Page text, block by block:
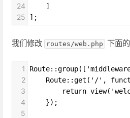
24
    ]
25 ];
我们修改 routes/web.php 下面
1
2
Route::get('/',
3
return
4
    });
5